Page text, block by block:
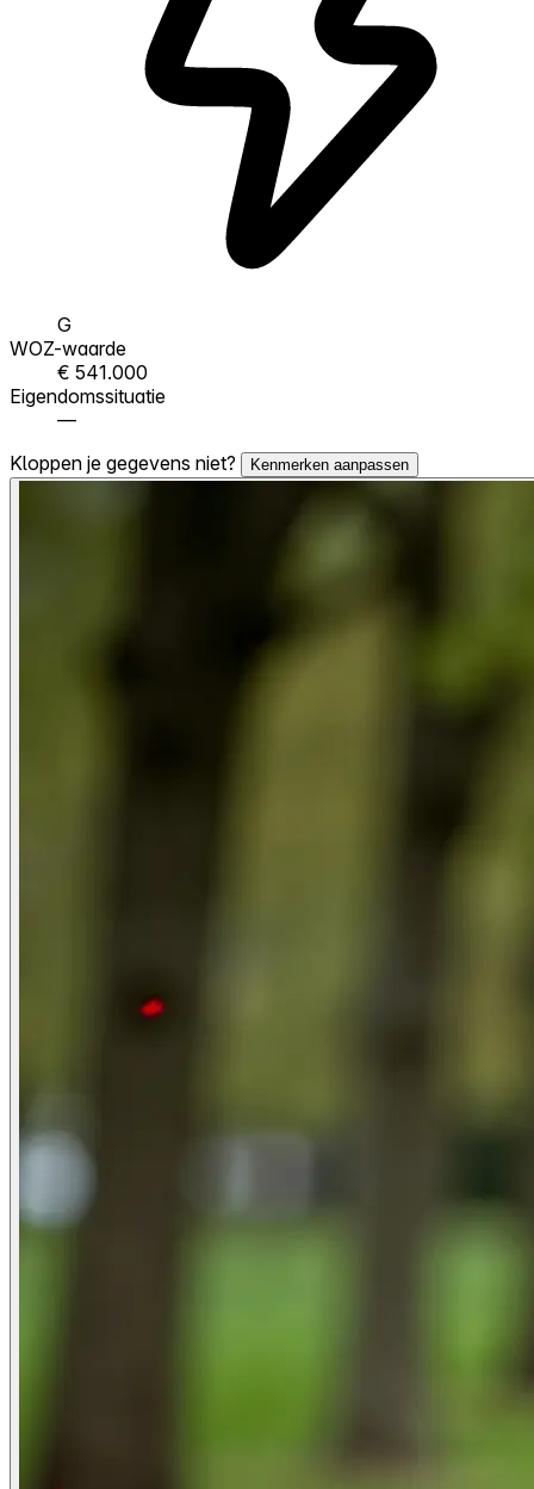
G
WOZ-waarde
€ 541.000
Eigendomssituatie
—
Kloppen je gegevens niet?
Kenmerken aanpassen